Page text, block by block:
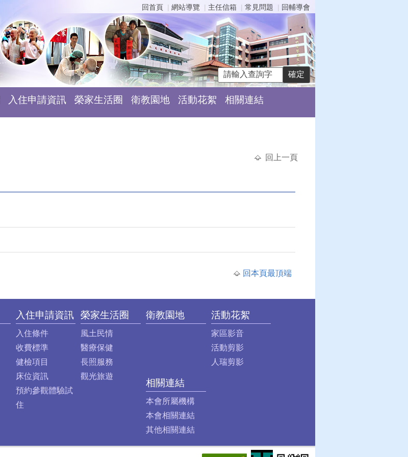
回首頁 網站導覽 主任信箱 常見問題 回輔導會
入住申請資訊 榮家生活圈 衛教園地 活動花絮 相關連結
回上一頁
回本頁最頂端
入住申請資訊
入住條件
收費標準
健檢項目
床位資訊
預約參觀體驗試
住
榮家生活圈
風土民情
醫療保健
長照服務
觀光旅遊
衛教園地 活動花絮
家區影音
活動剪影
人瑞剪影
相關連結
本會所屬機構
本會相關連結
其他相關連結